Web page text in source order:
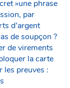
»une phrase
par
d’argent
de soupçon ?
de virements
la carte
les preuves :